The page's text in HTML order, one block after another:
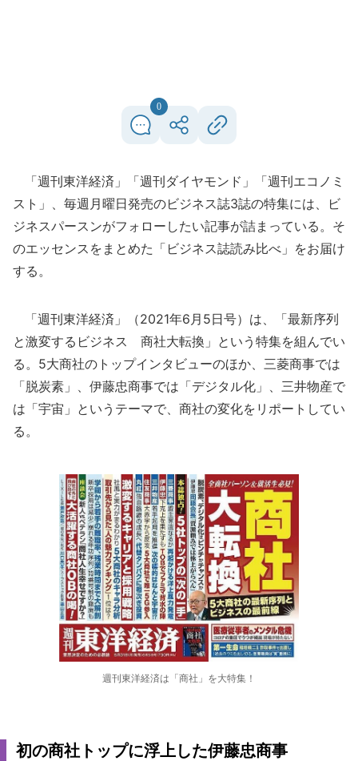
0
「週刊東洋経済」「週刊ダイヤモンド」「週刊エコノミ
スト」、毎週月曜日発売のビジネス誌3誌の特集には、ビ
ジネスパースンがフォローしたい記事が詰まっている。そ
のエッセンスをまとめた「ビジネス誌読み比べ」をお届け
する。
「週刊東洋経済」（2021年6月5日号）は、「最新序列
と激変するビジネス 商社大転換」という特集を組んでい
る。5大商社のトップインタビューのほか、三菱商事では
「脱炭素」、伊藤忠商事では「デジタル化」、三井物産で
は「宇宙」というテーマで、商社の変化をリポートしてい
る。
週刊東洋経済は「商社」を大特集！
初の商社トップに浮上した伊藤忠商事